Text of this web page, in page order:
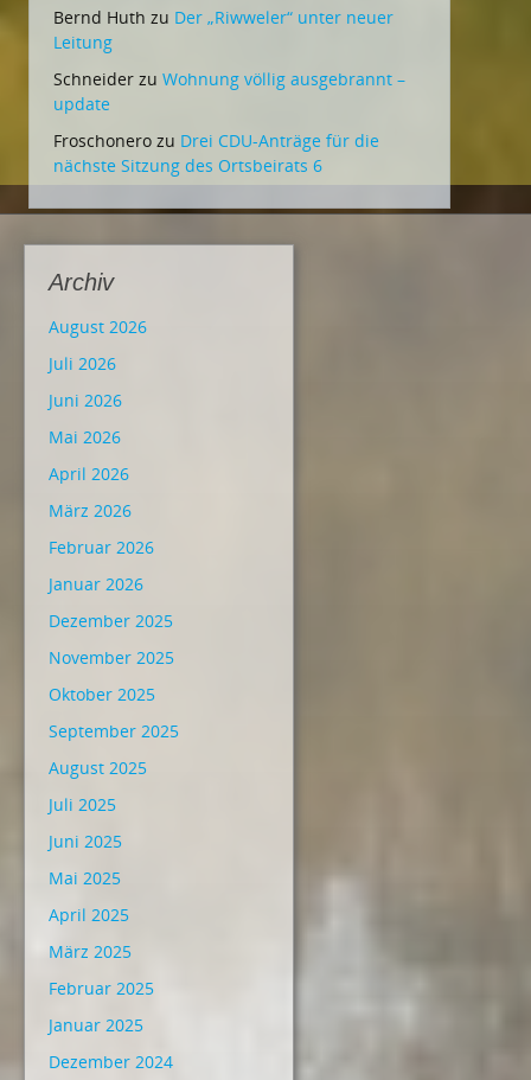
Bernd Huth zu Der „Riwweler“ unter neuer
Leitung
Schneider zu Wohnung völlig ausgebrannt –
update
Froschonero zu Drei CDU-Anträge für die
nächste Sitzung des Ortsbeirats 6
Archiv
August 2026
Juli 2026
Juni 2026
Mai 2026
April 2026
März 2026
Februar 2026
Januar 2026
Dezember 2025
November 2025
Oktober 2025
September 2025
August 2025
Juli 2025
Juni 2025
Mai 2025
April 2025
März 2025
Februar 2025
Januar 2025
Dezember 2024